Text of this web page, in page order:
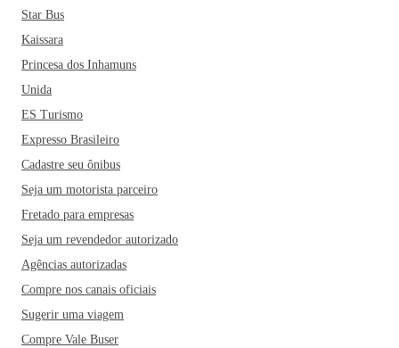
Star Bus
Kaissara
Princesa dos Inhamuns
Unida
ES Turismo
Expresso Brasileiro
Cadastre seu ônibus
Seja um motorista parceiro
Fretado para empresas
Seja um revendedor autorizado
Agências autorizadas
Compre nos canais oficiais
Sugerir uma viagem
Compre Vale Buser